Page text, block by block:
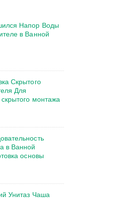
Напор Воды
в Ванной
Скрытого
Для
монтажа
в Ванной
основы
Унитаз Чаша